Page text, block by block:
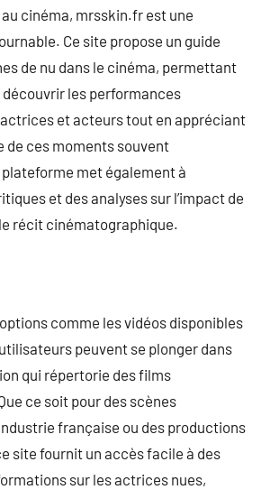
cinéma, mrsskin.fr est une
Ce site propose un guide
de nu dans le cinéma, permettant
les performances
et acteurs tout en appréciant
de ces moments souvent
met également à
et des analyses sur l’impact de
récit cinématographique.
comme les vidéos disponibles
peuvent se plonger dans
qui répertorie des films
ce soit pour des scènes
française ou des productions
site fournit un accès facile à des
sur les actrices nues,